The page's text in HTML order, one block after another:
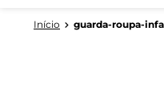
guarda-roupa-